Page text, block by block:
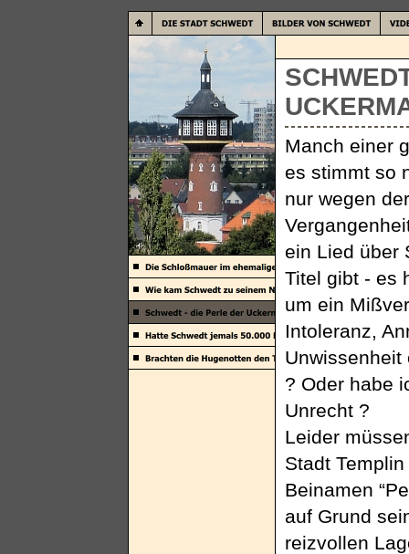
Manch einer
es stimmt so
nur wegen
ein Lied über
Titel gibt - es
um ein
Intoleranz,
Unwissenheit
? Oder habe
Unrecht ?
Leider
Stadt
Beinamen
auf Grund
reizvollen